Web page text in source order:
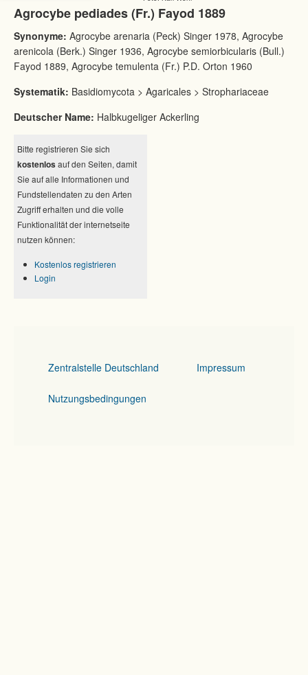
Agrocybe pediades (Fr.) Fayod 1889
Synonyme: Agrocybe arenaria (Peck) Singer 1978, Agrocybe
arenicola (Berk.) Singer 1936, Agrocybe semiorbicularis (Bull.)
Fayod 1889, Agrocybe temulenta (Fr.) P.D. Orton 1960
Systematik: Basidiomycota > Agaricales > Strophariaceae
Deutscher Name: Halbkugeliger Ackerling
Bitte registrieren Sie sich
kostenlos auf den Seiten, damit
Sie auf alle Informationen und
Fundstellendaten zu den Arten
Zugriff erhalten und die volle
Funktionalität der internetseite
nutzen können:
Kostenlos registrieren
Login
Zentralstelle Deutschland Impressum
Nutzungsbedingungen